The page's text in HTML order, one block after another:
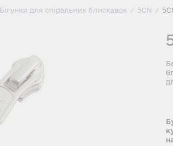
Бігунки для спіральних блискавок / 5CN /